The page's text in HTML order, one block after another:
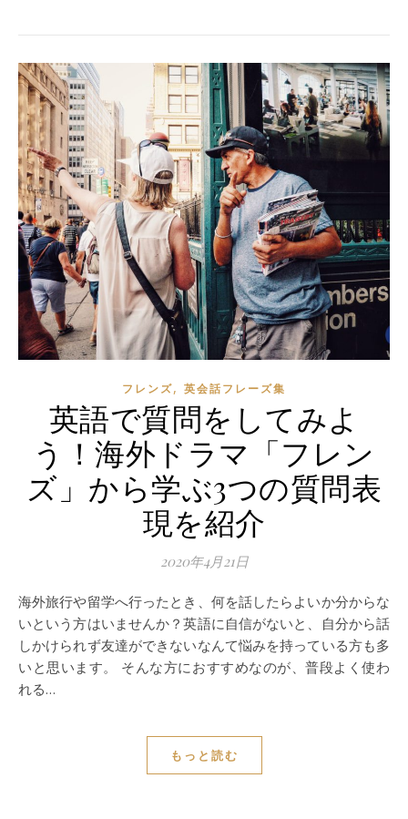
フレンズ, 英会話フレーズ集
英語で質問をしてみよ
う！海外ドラマ「フレン
ズ」から学ぶ3つの質問表
現を紹介
2020年4月21日
海外旅行や留学へ行ったとき、何を話したらよいか分からな
いという方はいませんか？英語に自信がないと、自分から話
しかけられず友達ができないなんて悩みを持っている方も多
いと思います。 そんな方におすすめなのが、普段よく使わ
れる…
もっと読む